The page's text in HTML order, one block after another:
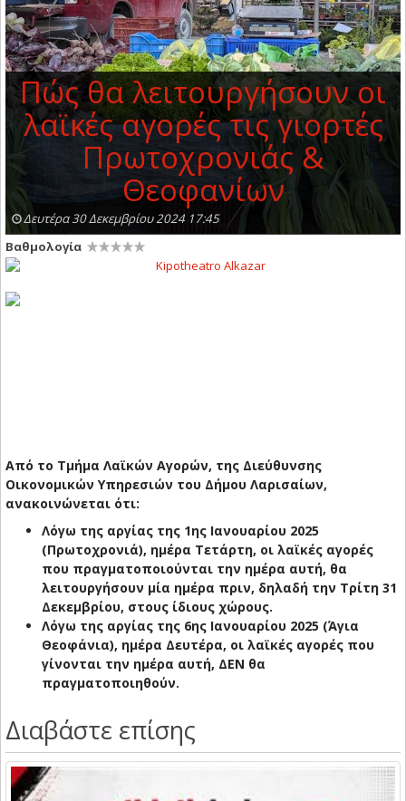
Πώς θα λειτουργήσουν οι
λαϊκές αγορές τις γιορτές
Πρωτοχρονιάς &
Θεοφανίων
Δευτέρα 30 Δεκεμβρίου 2024 17:45
Βαθμολογία
Από το Τμήμα Λαϊκών Αγορών, της Διεύθυνσης
Οικονομικών Υπηρεσιών του Δήμου Λαρισαίων,
ανακοινώνεται ότι:
Λόγω της αργίας της 1ης Ιανουαρίου 2025
(Πρωτοχρονιά), ημέρα Τετάρτη, οι λαϊκές αγορές
που πραγματοποιούνται την ημέρα αυτή, θα
λειτουργήσουν μία ημέρα πριν, δηλαδή την Τρίτη 31
Δεκεμβρίου, στους ίδιους χώρους.
Λόγω της αργίας της 6ης Ιανουαρίου 2025 (Άγια
Θεοφάνια), ημέρα Δευτέρα, οι λαϊκές αγορές που
γίνονται την ημέρα αυτή, ΔΕΝ θα
πραγματοποιηθούν.
Διαβάστε επίσης